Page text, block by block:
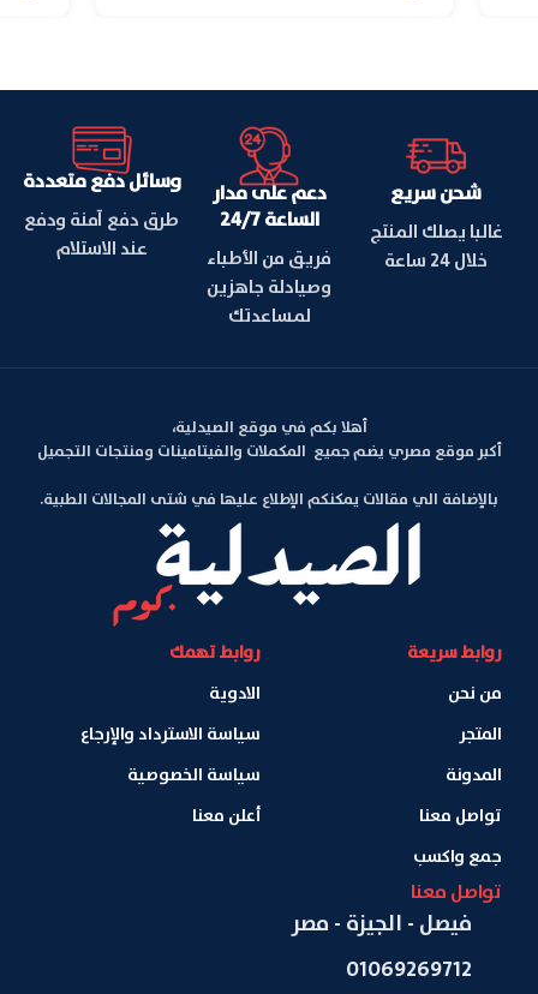
شحن سريع
غالبا يصلك المنتج
خلال 24 ساعة
دعم على مدار
الساعة 24/7
فريق من الأطباء
وصيادلة جاهزين
لمساعدتك
وسائل دفع متعددة
طرق دفع آمنة ودفع
عند الاستلام
أهلا بكم في موقع الصيدلية،
أكبر موقع مصري يضم جميع المكملات والفيتامينات ومنتجات التجميل
بالإضافة الي مقالات يمكنكم الإطلاع عليها في شتى المجالات الطبية.
روابط سريعة
من نحن
المتجر
المدونة
تواصل معنا
جمع واكسب
روابط تهمك
الادوية
سياسة الاسترداد والإرجاع
سياسة الخصوصية
أعلن معنا
تواصل معنا
فيصل - الجيزة - مصر
01069269712